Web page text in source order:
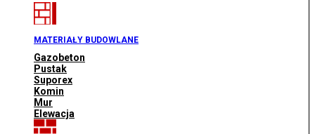
MATERIAŁY BUDOWLANE
Gazobeton
Pustak
Suporex
Komin
Mur
Elewacja